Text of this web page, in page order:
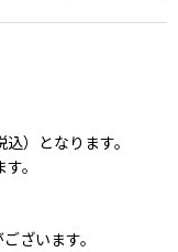
）となります。
。
ざいます。